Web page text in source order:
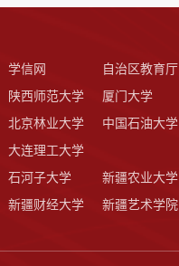
学信网
自治区教育厅
陕西师范大学 厦门大学
北京林业大学 中国石油大学
大连理工大学
石河子大学 新疆农业大学
新疆财经大学 新疆艺术学院